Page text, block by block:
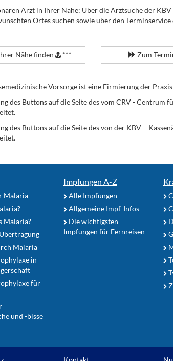
Arzt in Ihrer Nähe: Über die Arztsuche der
Ortes suchen sowie über den
Nähe finden *** Zum
Vorsorge ist eine Firmierung der Praxis
des Buttons auf die Seite des vom CRV - Centrum
des Buttons auf die Seite des von der KBV –
Malaria
Malaria?
Malaria
in
für
und -bisse
Impfungen A-Z
Alle Impfungen
Allgemeine Impf-Infos
Die wichtigsten
Impfungen für Fernreisen